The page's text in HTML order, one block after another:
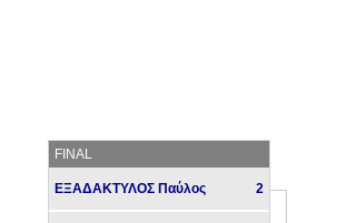
FINAL
ΕΞΑΔΑΚΤΥΛΟΣ Παύλος 2